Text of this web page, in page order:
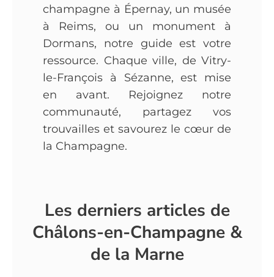
champagne à Épernay, un musée
à Reims, ou un monument à
Dormans, notre guide est votre
ressource. Chaque ville, de Vitry-
le-François à Sézanne, est mise
en avant. Rejoignez notre
communauté, partagez vos
trouvailles et savourez le cœur de
la Champagne.
Les derniers articles de
Châlons-en-Champagne &
de la Marne